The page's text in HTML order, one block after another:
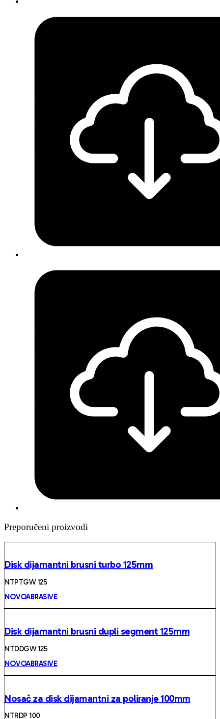
Preporučeni proizvodi
Disk dijamantni brusni turbo 125mm
NTPTGW 125
NOVOABRASIVE
Disk dijamantni brusni dupli segment 125mm
NTDDGW 125
NOVOABRASIVE
Nosač za disk dijamantni za poliranje 100mm
NTRDP 100